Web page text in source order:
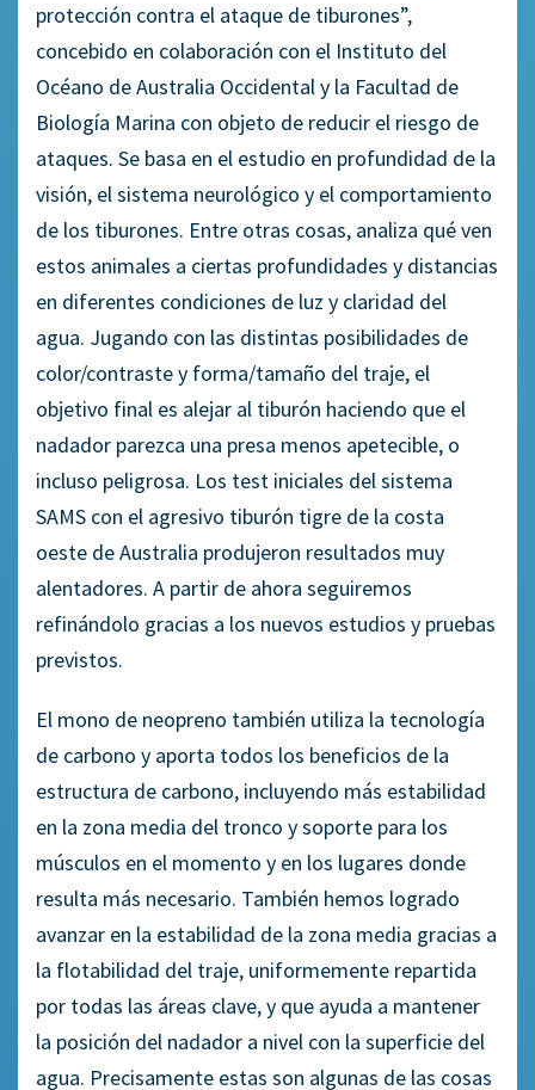
protección contra el ataque de tiburones”,
concebido en colaboración con el Instituto del
Océano de Australia Occidental y la Facultad de
Biología Marina con objeto de reducir el riesgo de
ataques. Se basa en el estudio en profundidad de la
visión, el sistema neurológico y el comportamiento
de los tiburones. Entre otras cosas, analiza qué ven
estos animales a ciertas profundidades y distancias
en diferentes condiciones de luz y claridad del
agua. Jugando con las distintas posibilidades de
color/contraste y forma/tamaño del traje, el
objetivo final es alejar al tiburón haciendo que el
nadador parezca una presa menos apetecible, o
incluso peligrosa. Los test iniciales del sistema
SAMS con el agresivo tiburón tigre de la costa
oeste de Australia produjeron resultados muy
alentadores. A partir de ahora seguiremos
refinándolo gracias a los nuevos estudios y pruebas
previstos.
El mono de neopreno también utiliza la tecnología
de carbono y aporta todos los beneficios de la
estructura de carbono, incluyendo más estabilidad
en la zona media del tronco y soporte para los
músculos en el momento y en los lugares donde
resulta más necesario. También hemos logrado
avanzar en la estabilidad de la zona media gracias a
la flotabilidad del traje, uniformemente repartida
por todas las áreas clave, y que ayuda a mantener
la posición del nadador a nivel con la superficie del
agua. Precisamente estas son algunas de las cosas